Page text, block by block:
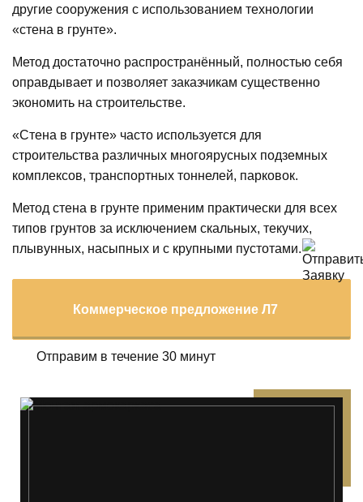
другие сооружения с использованием технологии
«стена в грунте».
Метод достаточно распространённый, полностью себя
оправдывает и позволяет заказчикам существенно
экономить на строительстве.
«Стена в грунте» часто используется для
строительства различных многоярусных подземных
комплексов, транспортных тоннелей, парковок.
Метод стена в грунте применим практически для всех
типов грунтов за исключением скальных, текучих,
плывунных, насыпных и с крупными пустотами.
Коммерческое предложение Л7
Отправим в течение 30 минут